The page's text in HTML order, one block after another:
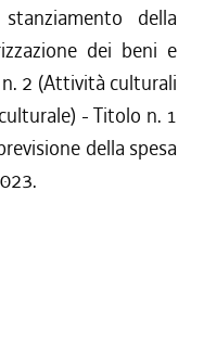
della
dei beni e
2 (Attività culturali
- Titolo n. 1
della spesa